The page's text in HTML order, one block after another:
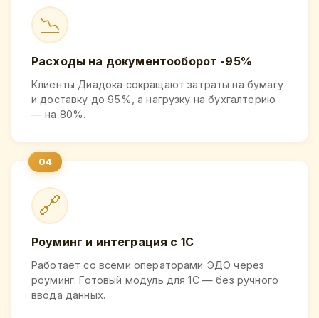
📉
Расходы на документооборот -95%
Клиенты Диадока сокращают затраты на бумагу
и доставку до 95%, а нагрузку на бухгалтерию
— на 80%.
🔗
Роуминг и интеграция с 1С
Работает со всеми операторами ЭДО через
роуминг. Готовый модуль для 1С — без ручного
ввода данных.